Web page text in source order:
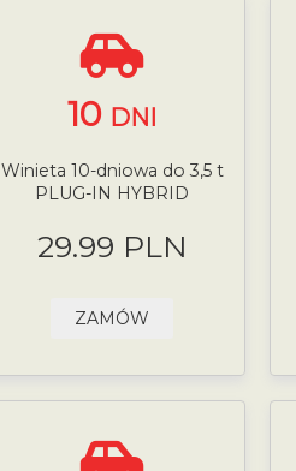
10 DNI
Winieta 10-dniowa do 3,5 t
PLUG-IN HYBRID
29.99 PLN
ZAMÓW